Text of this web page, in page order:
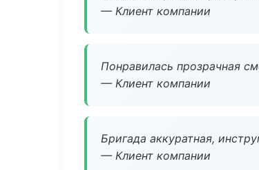
— Клиент компании
Понравилась прозрачная
— Клиент компании
Бригада аккуратная,
— Клиент компании